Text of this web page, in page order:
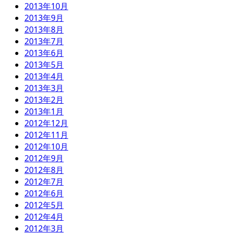
2013年10月
2013年9月
2013年8月
2013年7月
2013年6月
2013年5月
2013年4月
2013年3月
2013年2月
2013年1月
2012年12月
2012年11月
2012年10月
2012年9月
2012年8月
2012年7月
2012年6月
2012年5月
2012年4月
2012年3月